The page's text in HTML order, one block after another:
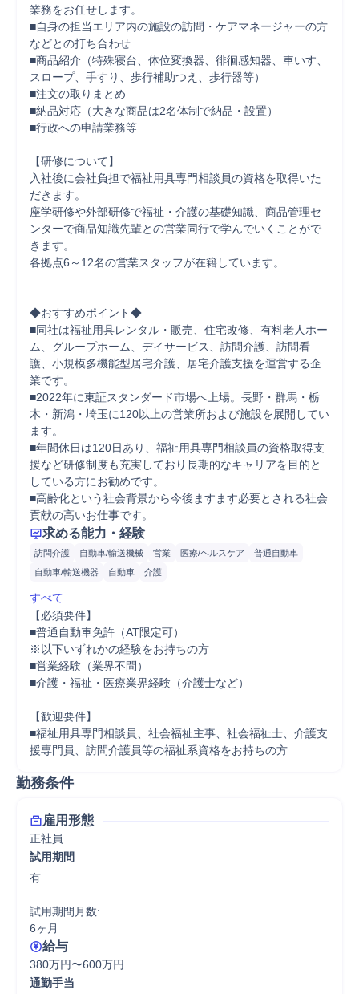
業務をお任せします。
■自身の担当エリア内の施設の訪問・ケアマネージャーの方
などとの打ち合わせ
■商品紹介（特殊寝台、体位変換器、徘徊感知器、車いす、
スロープ、手すり、歩行補助つえ、歩行器等）
■注文の取りまとめ
■納品対応（大きな商品は2名体制で納品・設置）
■行政への申請業務等
【研修について】
入社後に会社負担で福祉用具専門相談員の資格を取得いた
だきます。
座学研修や外部研修で福祉・介護の基礎知識、商品管理セ
ンターで商品知識先輩との営業同行で学んでいくことがで
きます。
各拠点6～12名の営業スタッフが在籍しています。
◆おすすめポイント◆
■同社は福祉用具レンタル・販売、住宅改修、有料老人ホー
ム、グループホーム、デイサービス、訪問介護、訪問看
護、小規模多機能型居宅介護、居宅介護支援を運営する企
業です。
■2022年に東証スタンダード市場へ上場。長野・群馬・栃
木・新潟・埼玉に120以上の営業所および施設を展開してい
ます。
■年間休日は120日あり、福祉用具専門相談員の資格取得支
援など研修制度も充実しており長期的なキャリアを目的と
している方にお勧めです。
■高齢化という社会背景から今後ますます必要とされる社会
貢献の高いお仕事です。
求める能力・経験
訪問介護 自動車/輸送機械 営業 医療/ヘルスケア
普通自動車
自動車/輸送機器
自動車 介護
すべて
【必須要件】
■普通自動車免許（AT限定可）
※以下いずれかの経験をお持ちの方
■営業経験（業界不問）
■介護・福祉・医療業界経験（介護士など）
【歓迎要件】
■福祉用具専門相談員、社会福祉主事、社会福祉士、介護支
援専門員、訪問介護員等の福祉系資格をお持ちの方
勤務条件
雇用形態
正社員
試用期間
有
試用期間月数:
6ヶ月
給与
380万円〜600万円
通勤手当